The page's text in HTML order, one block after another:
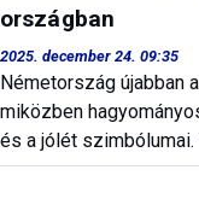
országban
2025. december 24. 09:35
Németország újabban
miközben
és a jólét